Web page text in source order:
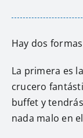
Hay dos
La primera es
crucero
buffet y
nada malo en